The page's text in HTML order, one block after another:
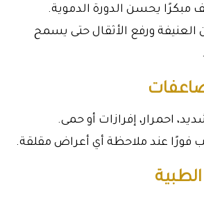
مبكرًا يحسن الدورة الدموية.
العنيفة ورفع الأثقال حتى يسمح
احمرار، إفرازات أو حمى.
فورًا عند ملاحظة أي أعراض مقلقة.